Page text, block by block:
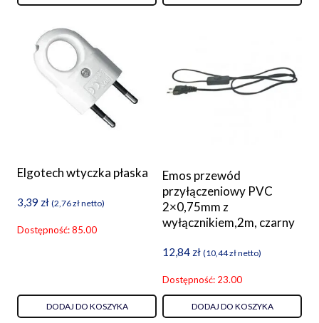
Elgotech wtyczka płaska
3,39 zł (2,76złnetto)
Dostępność: 85.00
DODAJ DO KOSZYKA
Emos przewód
przyłączeniowy PVC
2×0,75mm z
wyłącznikiem,2m, czarny
12,84 zł (10,44złnetto)
Dostępność: 23.00
DODAJ DO KOSZYKA